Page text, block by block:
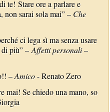
te! Stare ore a parlare e
non sarai sola mai” –Che
ci lega sì ma senza usare
di più” –Affetti personali–
–Amico- Renato Zero
mai! Se chiedo una mano, so